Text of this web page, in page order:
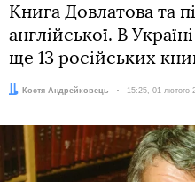
Книга Довлатова та
англійської. В
ще 13 російських
Автор:Костя Андрейковець Дата:
15:25, 01 лютого